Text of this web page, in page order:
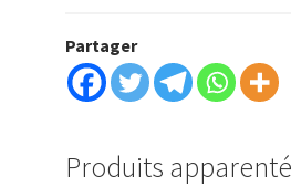
Partager
Produits